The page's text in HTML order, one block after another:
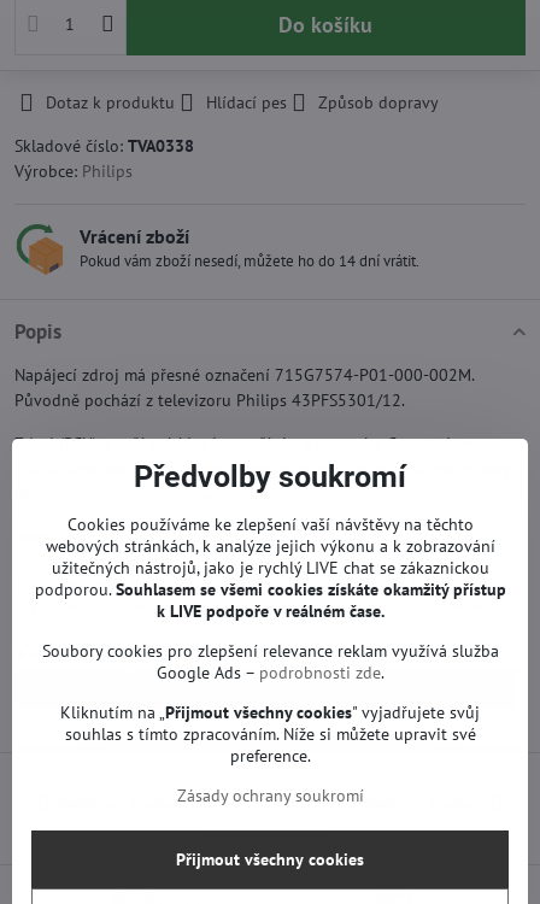
Do košíku
Dotaz k produktu Hlídací pes
Způsob dopravy
Skladové číslo: TVA0338
Výrobce: Philips
Vrácení zboží
Pokud vám zboží nesedí, můžete ho do 14 dní vrátit.
Popis
Napájecí zdroj má přesné označení 715G7574-P01-000-002M.
Původně pochází z televizoru Philips 43PFS5301/12.
Zdroj (PSU) v naší nabídce je používán a testován. Garantujeme
100% funkčnost na všechny naše díly. Je funkční originál od výroby.
Neproběhla na něm oprava ani servis.
Modul má záruku 1 rok od zakoupení.
Tento náhradní díl může používat několik modelů TV Philips. Před
zakoupením si prosím zkontrolujte jakékoliv rozdíly s Vaší deskou.
Více z kategorie
Náhradní díly | Philips TV
Předchozí produkt Následující produkt
Předvolby soukromí
Cookies používáme ke zlepšení vaší návštěvy na těchto
webových stránkách, k analýze jejich výkonu a k zobrazování
užitečných nástrojů, jako je rychlý LIVE chat se zákaznickou
podporou.Souhlasem se všemi cookies získáte okamžitý přístup
k LIVE podpoře v reálném čase.
Soubory cookies pro zlepšení relevance reklam využívá služba
Google Ads – podrobnosti zde.
Kliknutím na „ Přijmout všechny cookies" vyjadřujete svůj
souhlas s tímto zpracováním. Níže si můžete upravit své
preference.
Zásady ochrany soukromí
Přijmout všechny cookies